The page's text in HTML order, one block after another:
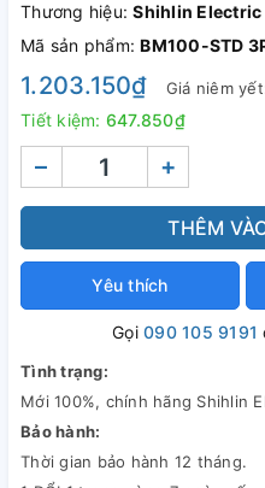
Thương hiệu:Shihlin Electric
Mã sản phẩm:BM100-STD
1.203.150₫ Giá niêm
Tiết kiệm: 647.850₫
– +
THÊM
Yêu thích
Gọi090 105 9191
Tình trạng:
Mới 100%, chính hãng Shihlin
Bảo hành:
Thời gian bảo hành 12 tháng.